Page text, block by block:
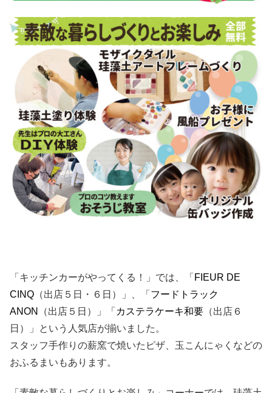
「キッチンカーがやってくる！」では、「 FIEUR DE
CINQ （出店５日・６日）」、「 フードトラック
ANON
（出店５日）」「 カステラケーキ和要 （出店６
日）」という人気店が揃いました。
スタッフ手作りの薪窯で焼いたピザ、玉こんにゃくなどの
おふるまいもあります。